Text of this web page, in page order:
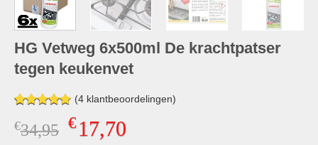
HG Vetweg 6x500ml De krachtpatser
tegen keukenvet
Gewaardeerd
4.75op 5
gebaseerd
(4klantbeoordelingen)
€34,95 Oorspronkelijke
€17,70Huidige